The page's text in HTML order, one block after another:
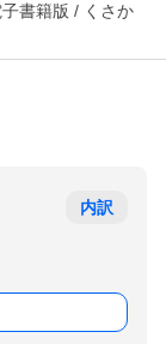
書籍版 / くさか
内訳